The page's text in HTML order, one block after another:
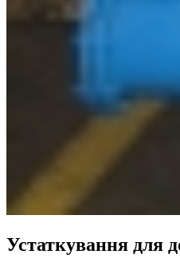
Устаткування для